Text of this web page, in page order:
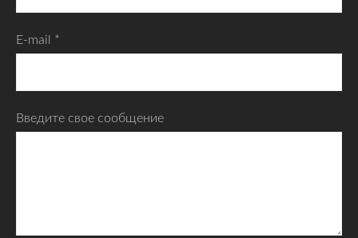
E-mail *
Введите свое сообщение